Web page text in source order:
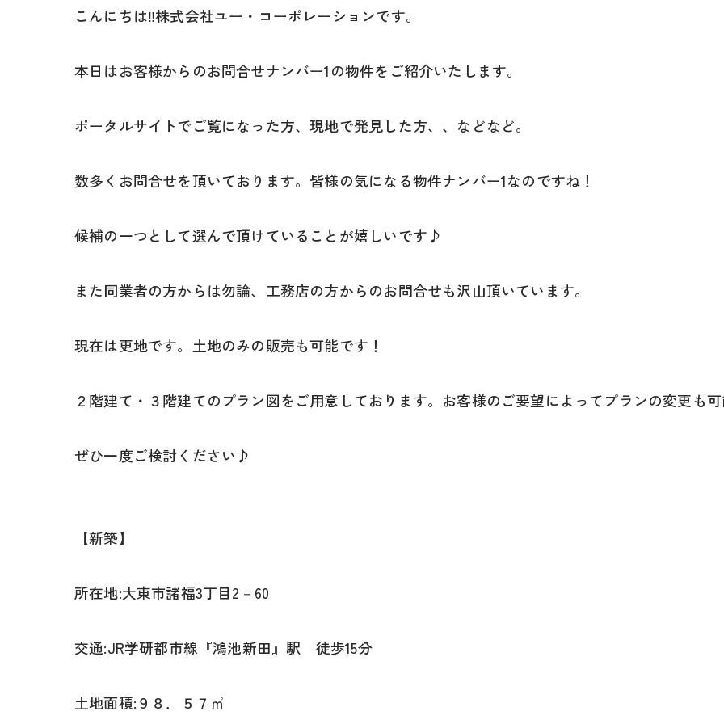
こんにちは‼株式会社ユー・コーポレーションです。
本日はお客様からのお問合せナンバー1の物件をご紹介いたします。
ポータルサイトでご覧になった方、現地で発見した方、、などなど。
数多くお問合せを頂いております。皆様の気になる物件ナンバー1なのですね！
候補の一つとして選んで頂けていることが嬉しいです♪
また同業者の方からは勿論、工務店の方からのお問合せも沢山頂いています。
現在は更地です。土地のみの販売も可能です！
２階建て・３階建てのプラン図をご用意しております。お客様のご要望によってプランの変更も
ぜひ一度ご検討ください♪
【新築】
所在地:大東市諸福3丁目2－60
交通:JR学研都市線『鴻池新田』駅 徒歩15分
土地面積:９８．５７㎡